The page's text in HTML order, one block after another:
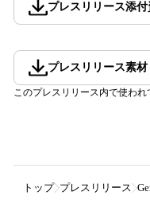
プレスリリース添付
プレスリリース素材
このプレスリリース内で使わ
トップ プレスリリース